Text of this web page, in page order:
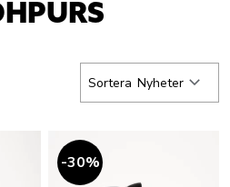
Sortera Nyheter
30%